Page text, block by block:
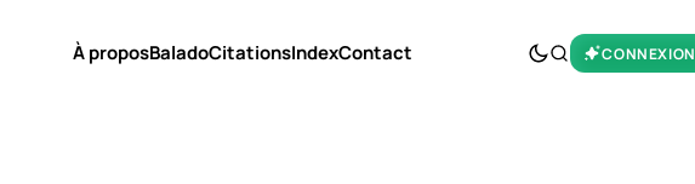
À proposBaladoCitationsIndexContact CONNEXION